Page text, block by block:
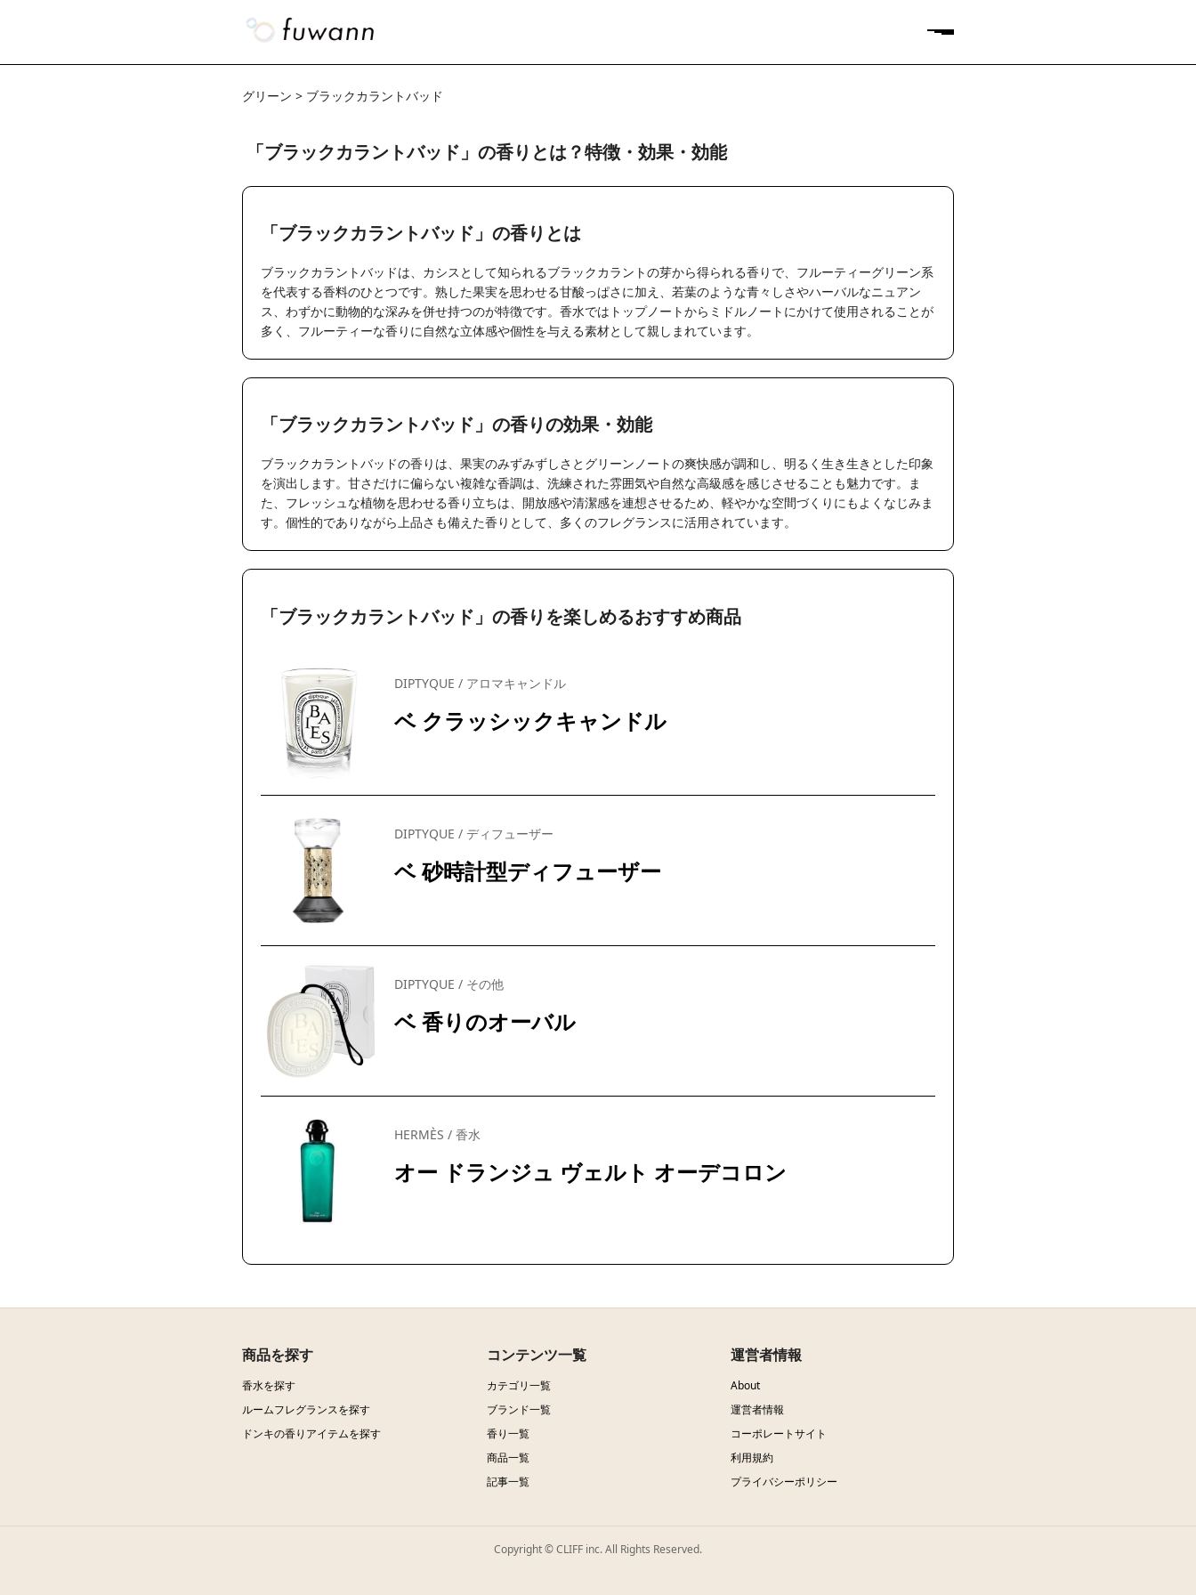
グリーン > ブラックカラントバッド
「ブラックカラントバッド」の香りとは？特徴・効果・効能
「ブラックカラントバッド」の香りとは
ブラックカラントバッドは、カシスとして知られるブラックカラントの芽から得られる香りで、フルーティーグリーン系
を代表する香料のひとつです。熟した果実を思わせる甘酸っぱさに加え、若葉のような青々しさやハーバルなニュアン
ス、わずかに動物的な深みを併せ持つのが特徴です。香水ではトップノートからミドルノートにかけて使用されることが
多く、フルーティーな香りに自然な立体感や個性を与える素材として親しまれています。
「ブラックカラントバッド」の香りの効果・効能
ブラックカラントバッドの香りは、果実のみずみずしさとグリーンノートの爽快感が調和し、明るく生き生きとした印象
を演出します。甘さだけに偏らない複雑な香調は、洗練された雰囲気や自然な高級感を感じさせることも魅力です。ま
た、フレッシュな植物を思わせる香り立ちは、開放感や清潔感を連想させるため、軽やかな空間づくりにもよくなじみま
す。個性的でありながら上品さも備えた香りとして、多くのフレグランスに活用されています。
「ブラックカラントバッド」の香りを楽しめるおすすめ商品
DIPTYQUE / アロマキャンドル
ベ クラッシックキャンドル
DIPTYQUE / ディフューザー
ベ 砂時計型ディフューザー
DIPTYQUE / その他
ベ 香りのオーバル
HERMÈS / 香水
オー ドランジュ ヴェルト オーデコロン
商品を探す
香水を探す
ルームフレグランスを探す
ドンキの香りアイテムを探す
コンテンツ一覧
カテゴリ一覧
ブランド一覧
香り一覧
商品一覧
記事一覧
運営者情報
About
運営者情報
コーポレートサイト
利用規約
プライバシーポリシー
Copyright © CLIFF inc. All Rights Reserved.